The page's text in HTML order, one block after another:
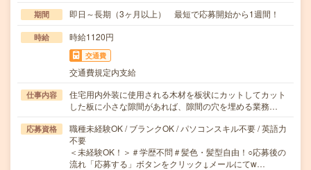
期間 即日～長期（3ヶ月以上） 最短で応募開始から1週間！
時給 時給1120円
交通費
交通費規定内支給
仕事内容
住宅用内外装に使用される木材を板状にカットしてカット
した板に小さな隙間があれば、隙間の穴を埋める業務…
応募資格
職種未経験OK / ブランクOK / パソコンスキル不要 / 英語力
不要
＜未経験OK！＞＃学歴不問＃髪色・髪型自由！○応募後の
流れ「応募する」ボタンをクリック↓メールにてw…